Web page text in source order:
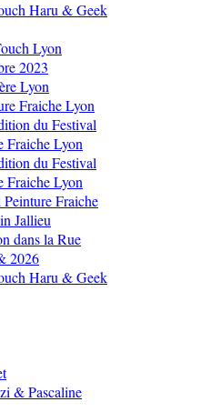
Haru & Geek
Lyon
2023
Lyon
Fraiche Lyon
du Festival
Fraiche Lyon
du Festival
Fraiche Lyon
Peinture Fraiche
Jallieu
dans la Rue
2026
Haru & Geek
& Pascaline